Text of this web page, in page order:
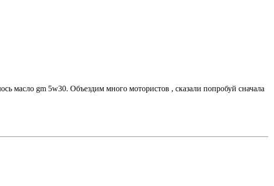
масло gm 5w30. Объездим много мотористов , сказали попробуй сначала